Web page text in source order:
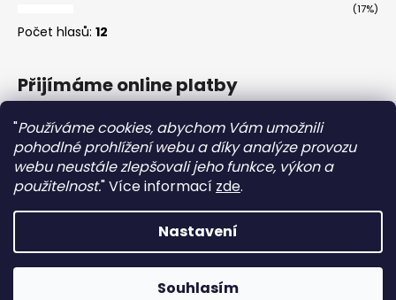
"Používáme cookies, abychom Vám umožnili
pohodlné prohlížení webu a díky analýze provozu
webu neustále zlepšovali jeho funkce, výkon a
použitelnost."Více informací zde.
Nastavení
Souhlasím
(17%)
Počet hlasů: 12
Přijímáme online platby
Master
Homstrom. Všechna práva vyhrazena.